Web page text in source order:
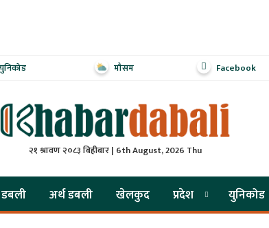
मौसम Facebook
२१ श्रावण २०८३ बिहीबार | 6th August, 2026 Thu
अर्थ डबली खेलकुद प्रदेश युनिकोड